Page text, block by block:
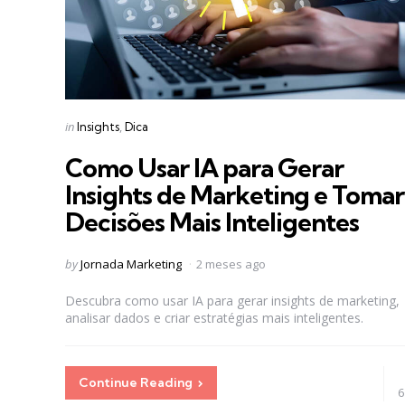
Categories
Posted
inInsights Dica
Como Usar IA para Gerar
Insights de Marketing e Tomar
Decisões Mais Inteligentes
Posted
byJornada Marketing 2 meses ago
Descubra como usar IA para gerar insights de marketing,
analisar dados e criar estratégias mais inteligentes.
Continue Reading